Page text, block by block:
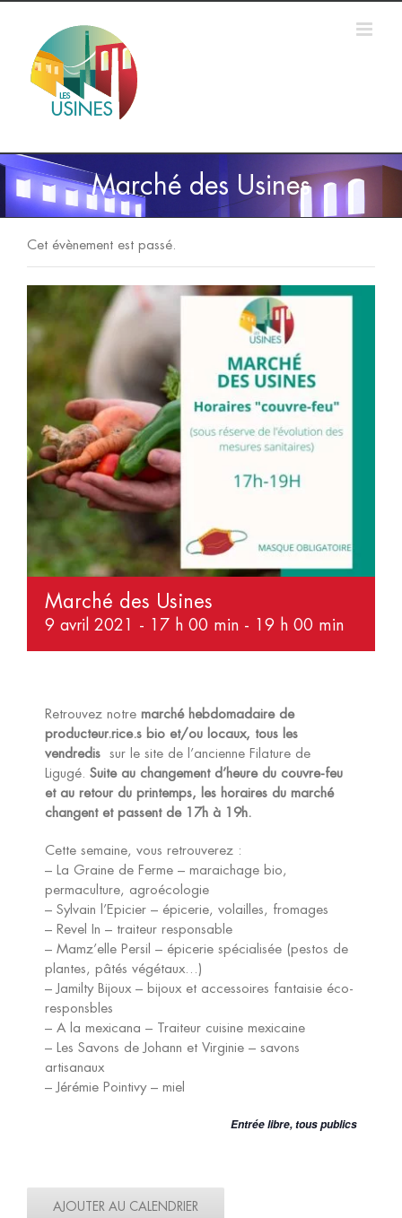
contenu
Marché des Usines
Cet évènement est passé.
Marché des Usines
9 avril 2021 - 17 h 00 min - 19 h 00 min
Retrouvez notre marché hebdomadaire de
producteur.rice.s bio et/ou locaux, tous les
vendredis
sur le site de l’ancienne Filature de
Ligugé. Suite au changement d’heure du couvre-feu
et au retour du printemps, les horaires du marché
changent et passent de 17h à 19h.
Cette semaine, vous retrouverez :
– La Graine de Ferme – maraichage bio,
permaculture, agroécologie
– Sylvain l’Epicier – épicerie, volailles, fromages
– Revel In – traiteur responsable
– Mamz’elle Persil – épicerie spécialisée (pestos de
plantes, pâtés végétaux…)
– Jamilty Bijoux – bijoux et accessoires fantaisie éco-
responsbles
– A la mexicana – Traiteur cuisine mexicaine
– Les Savons de Johann et Virginie – savons
artisanaux
– Jérémie Pointivy – miel
Entrée libre, tous publics
AJOUTER AU CALENDRIER